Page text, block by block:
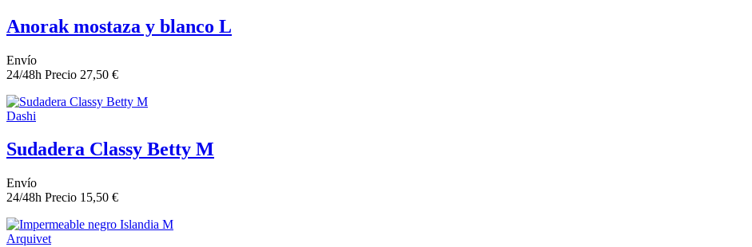
Anorak mostaza y blanco L
Envío
24/48h Precio 27,50 €
Dashi
Sudadera Classy Betty M
Envío
24/48h Precio 15,50 €
Arquivet